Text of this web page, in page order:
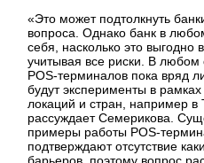
«Это может подтолкнуть
вопроса. Однако банк в
себя, насколько это выгодно
учитывая все риски. В
POS-терминалов пока вряд
будут эксперименты в
локаций и стран, например
рассуждает Семерикова.
примеры работы POS-
подтверждают отсутствие
барьеров, поэтому вопрос